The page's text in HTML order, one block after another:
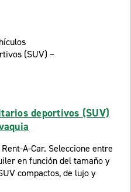
deportivos (SUV)
A-Car. Seleccione entre
en función del tamaño y
compactos, de lujo y